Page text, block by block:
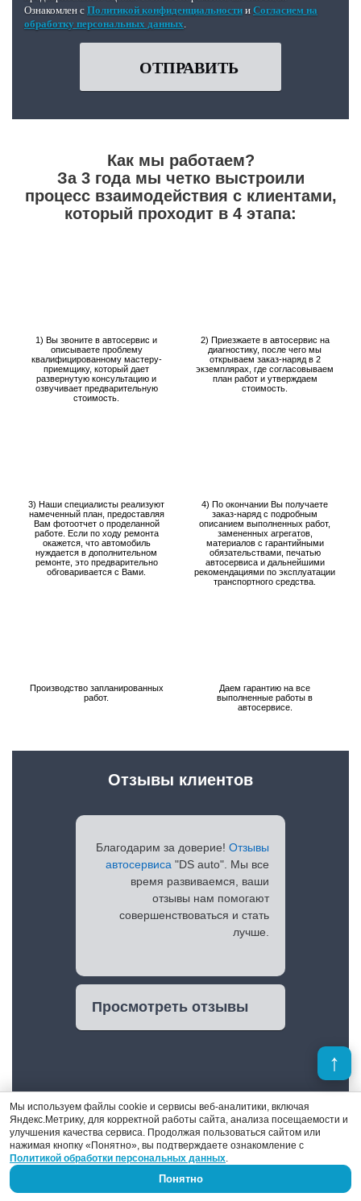
Ознакомлен с Политикой конфиденциальности и Согласием на
обработку персональных данных.
ОТПРАВИТЬ
Как мы работаем?
За 3 года мы четко выстроили
процесс взаимодействия с клиентами,
который проходит в 4 этапа:
1) Вы звоните в автосервис и
описываете проблему
квалифицированному мастеру-
приемщику, который дает
развернутую консультацию и
озвучивает предварительную
стоимость.
2) Приезжаете в автосервис на
диагностику, после чего мы
открываем заказ-наряд в 2
экземплярах, где согласовываем
план работ и утверждаем
стоимость.
3) Наши специалисты реализуют
намеченный план, предоставляя
Вам фотоотчет о проделанной
работе. Если по ходу ремонта
окажется, что автомобиль
нуждается в дополнительном
ремонте, это предварительно
обговаривается с Вами.
4) По окончании Вы получаете
заказ-наряд с подробным
описанием выполненных работ,
замененных агрегатов,
материалов с гарантийными
обязательствами, печатью
автосервиса и дальнейшими
рекомендациями по эксплуатации
транспортного средства.
Производство запланированных
работ.
Даем гарантию на все
выполненные работы в
автосервисе.
Благодарим за доверие! Отзывы
автосервиса "DS auto". Мы все
время развиваемся, ваши
отзывы нам помогают
совершенствоваться и стать
лучше.
Просмотреть отзывы
Отзывы клиентов
Денис Поршнев
Мы используем файлы cookie и сервисы веб-аналитики, включая
Яндекс.Метрику, для корректной работы сайта, анализа посещаемости и
улучшения качества сервиса. Продолжая пользоваться сайтом или
нажимая кнопку «Понятно», вы подтверждаете ознакомление с
Политикой обработки персональных данных.
Понятно